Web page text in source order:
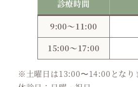
診療時間
9:00～11:00
15:00～17:00
※土曜日は13:00〜14:00となり